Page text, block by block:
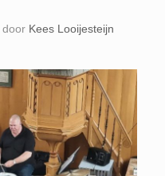
door Kees Looijesteijn